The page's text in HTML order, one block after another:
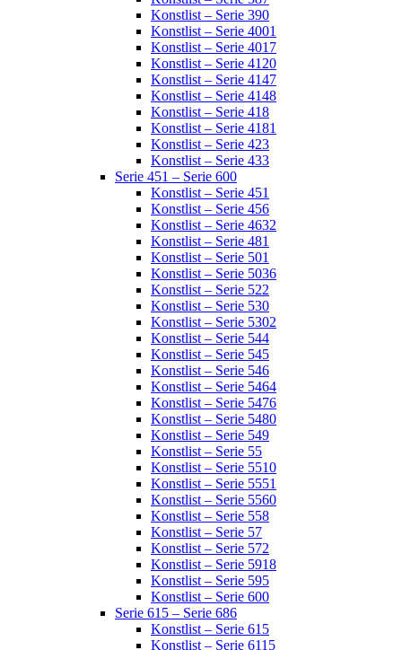
Konstlist – Serie 390
Konstlist – Serie 4001
Konstlist – Serie 4017
Konstlist – Serie 4120
Konstlist – Serie 4147
Konstlist – Serie 4148
Konstlist – Serie 418
Konstlist – Serie 4181
Konstlist – Serie 423
Konstlist – Serie 433
Serie 451 – Serie 600
Konstlist – Serie 451
Konstlist – Serie 456
Konstlist – Serie 4632
Konstlist – Serie 481
Konstlist – Serie 501
Konstlist – Serie 5036
Konstlist – Serie 522
Konstlist – Serie 530
Konstlist – Serie 5302
Konstlist – Serie 544
Konstlist – Serie 545
Konstlist – Serie 546
Konstlist – Serie 5464
Konstlist – Serie 5476
Konstlist – Serie 5480
Konstlist – Serie 549
Konstlist – Serie 55
Konstlist – Serie 5510
Konstlist – Serie 5551
Konstlist – Serie 5560
Konstlist – Serie 558
Konstlist – Serie 57
Konstlist – Serie 572
Konstlist – Serie 5918
Konstlist – Serie 595
Konstlist – Serie 600
Serie 615 – Serie 686
Konstlist – Serie 615
Konstlist – Serie 6115